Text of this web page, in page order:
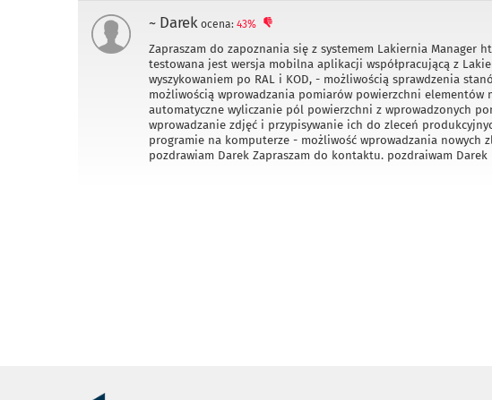
~ Darek ocena: 43%
Zapraszam do zapoznania się z systemem Lakiernia Manager
testowana jest wersja mobilna aplikacji współpracującą z
wyszykowaniem po RAL i KOD, - możliwością sprawdzenia
możliwością wprowadzania pomiarów powierzchni
automatyczne wyliczanie pól powierzchni z wprowadzonych
wprowadzanie zdjęć i przypisywanie ich do zleceń
programie na komputerze - możliwość wprowadzania nowych
pozdrawiam Darek Zapraszam do kontaktu. pozdraiwam Darek